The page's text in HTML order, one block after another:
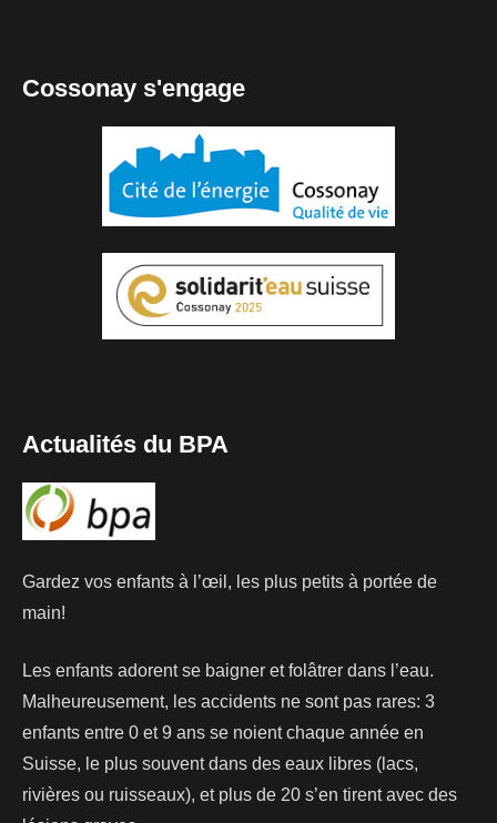
Cossonay s'engage
Actualités du BPA
Gardez vos enfants à l’œil, les plus petits à portée de
main!
Les enfants adorent se baigner et folâtrer dans l’eau.
Malheureusement, les accidents ne sont pas rares: 3
enfants entre 0 et 9 ans se noient chaque année en
Suisse, le plus souvent dans des eaux libres (lacs,
rivières ou ruisseaux), et plus de 20 s’en tirent avec des